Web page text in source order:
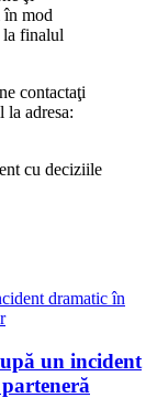
în mod
la finalul
contactaţi
adresa:
cu deciziile
un incident